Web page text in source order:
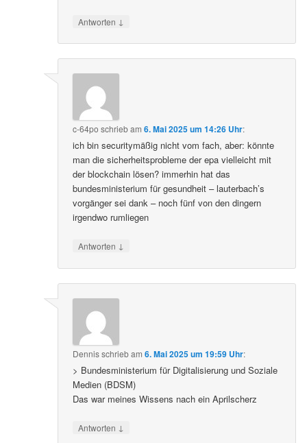
Antworten ↓
c-64po schriebam6. Mai 2025 um 14:26 Uhr:
ich bin securitymäßig nicht vom fach, aber: könnte
man die sicherheitsprobleme der epa vielleicht mit
der blockchain lösen? immerhin hat das
bundesministerium für gesundheit – lauterbach’s
vorgänger sei dank – noch fünf von den dingern
irgendwo rumliegen
Antworten ↓
Dennisschriebam6. Mai 2025 um 19:59 Uhr:
> Bundesministerium für Digitalisierung und Soziale
Medien (BDSM)
Das war meines Wissens nach ein Aprilscherz
Antworten ↓